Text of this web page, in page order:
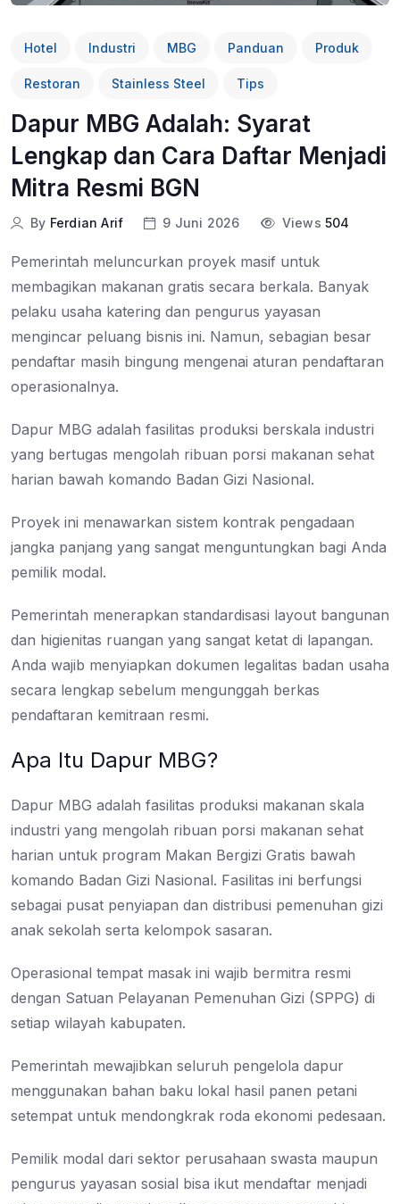
Hotel Industri MBG Panduan Produk
Restoran Stainless Steel Tips
Dapur MBG Adalah: Syarat
Lengkap dan Cara Daftar Menjadi
Mitra Resmi BGN
By Ferdian Arif 9 Juni 2026 Views 504
Pemerintah meluncurkan proyek masif untuk
membagikan makanan gratis secara berkala. Banyak
pelaku usaha katering dan pengurus yayasan
mengincar peluang bisnis ini. Namun, sebagian besar
pendaftar masih bingung mengenai aturan pendaftaran
operasionalnya.
Dapur MBG adalah fasilitas produksi berskala industri
yang bertugas mengolah ribuan porsi makanan sehat
harian bawah komando Badan Gizi Nasional.
Proyek ini menawarkan sistem kontrak pengadaan
jangka panjang yang sangat menguntungkan bagi Anda
pemilik modal.
Pemerintah menerapkan standardisasi layout bangunan
dan higienitas ruangan yang sangat ketat di lapangan.
Anda wajib menyiapkan dokumen legalitas badan usaha
secara lengkap sebelum mengunggah berkas
pendaftaran kemitraan resmi.
Apa Itu Dapur MBG?
Dapur MBG adalah fasilitas produksi makanan skala
industri yang mengolah ribuan porsi makanan sehat
harian untuk program Makan Bergizi Gratis bawah
komando Badan Gizi Nasional. Fasilitas ini berfungsi
sebagai pusat penyiapan dan distribusi pemenuhan gizi
anak sekolah serta kelompok sasaran.
Operasional tempat masak ini wajib bermitra resmi
dengan Satuan Pelayanan Pemenuhan Gizi (SPPG) di
setiap wilayah kabupaten.
Pemerintah mewajibkan seluruh pengelola dapur
menggunakan bahan baku lokal hasil panen petani
setempat untuk mendongkrak roda ekonomi pedesaan.
Pemilik modal dari sektor perusahaan swasta maupun
pengurus yayasan sosial bisa ikut mendaftar menjadi